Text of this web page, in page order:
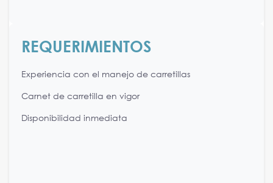
REQUERIMIENTOS
Experiencia con el manejo de carretillas
Carnet de carretilla en vigor
Disponibilidad inmediata